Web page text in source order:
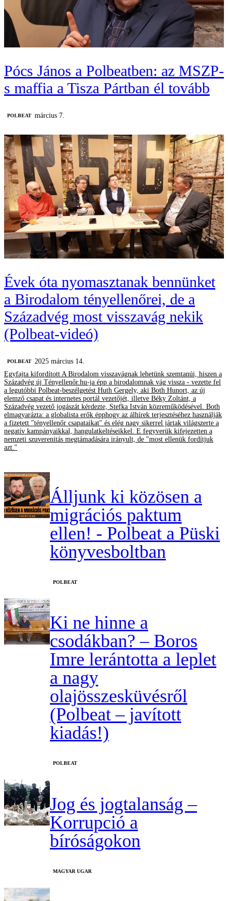
Pócs János a Polbeatben: az MSZP-
s maffia a Tisza Pártban él tovább
‎POLBEAT március 7.
Évek óta nyomasztanak bennünket
a Birodalom tényellenőrei, de a
Századvég most visszavág nekik
(Polbeat-videó)
‎POLBEAT
2025 március 14.
Egyfajta kifordított A Birodalom visszavágnak lehetünk szemtanúi, hiszen a
Századvég új Tényellenőr.hu-ja épp a birodalomnak vág vissza - vezette fel
a legutóbbi Polbeat-beszélgetést Huth Gergely, aki Both Hunort, az új
elemző csapat és internetes portál vezetőjét, illetve Béky Zoltánt, a
Századvég vezető jogászát kérdezte, Stefka István közreműködésével. Both
elmagyarázta: a globalista erők épphogy az álhírek terjesztéséhez használják
a fizetett "tényellenőr csapataikat" és elég nagy sikerrel jártak világszerte a
negatív kampányaikkal, hangulatkeltéseikkel. E fegyverük kifejezetten a
nemzeti szuverenitás megtámadására irányult, de "most ellenük fordítjuk
azt."
Álljunk ki közösen a
migrációs paktum
ellen! - Polbeat a Püski
könyvesboltban
‎POLBEAT
Ki ne hinne a
csodákban? – Boros
Imre lerántotta a leplet
a nagy
olajösszesküvésről
(Polbeat – javított
kiadás!)
‎POLBEAT
Jog és jogtalanság –
Korrupció a
bíróságokon
MAGYAR UGAR